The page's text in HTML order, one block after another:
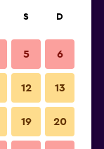
S D
5 6
12 13
19 20